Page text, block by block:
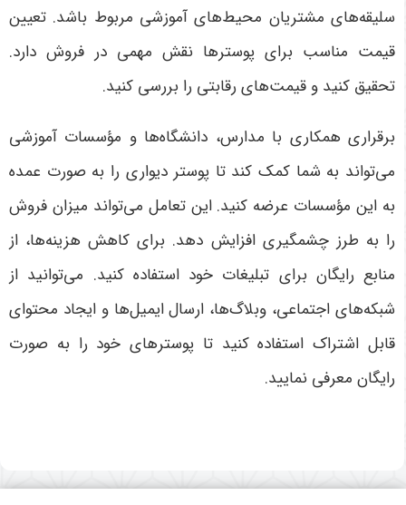
سلیقه‌های مشتریان محیط‌های آموزشی مربوط باشد. تعیین
قیمت مناسب برای پوسترها نقش مهمی در فروش دارد.
تحقیق کنید و قیمت‌های رقابتی را بررسی کنید.
برقراری همکاری با مدارس، دانشگاه‌ها و مؤسسات آموزشی
می‌تواند به شما کمک کند تا پوستر دیواری را به صورت عمده
به این مؤسسات عرضه کنید. این تعامل می‌تواند میزان فروش
را به طرز چشمگیری افزایش دهد. برای کاهش هزینه‌ها، از
منابع رایگان برای تبلیغات خود استفاده کنید. می‌توانید از
شبکه‌های اجتماعی، وبلاگ‌ها، ارسال ایمیل‌ها و ایجاد محتوای
قابل اشتراک استفاده کنید تا پوسترهای خود را به صورت
رایگان معرفی نمایید.